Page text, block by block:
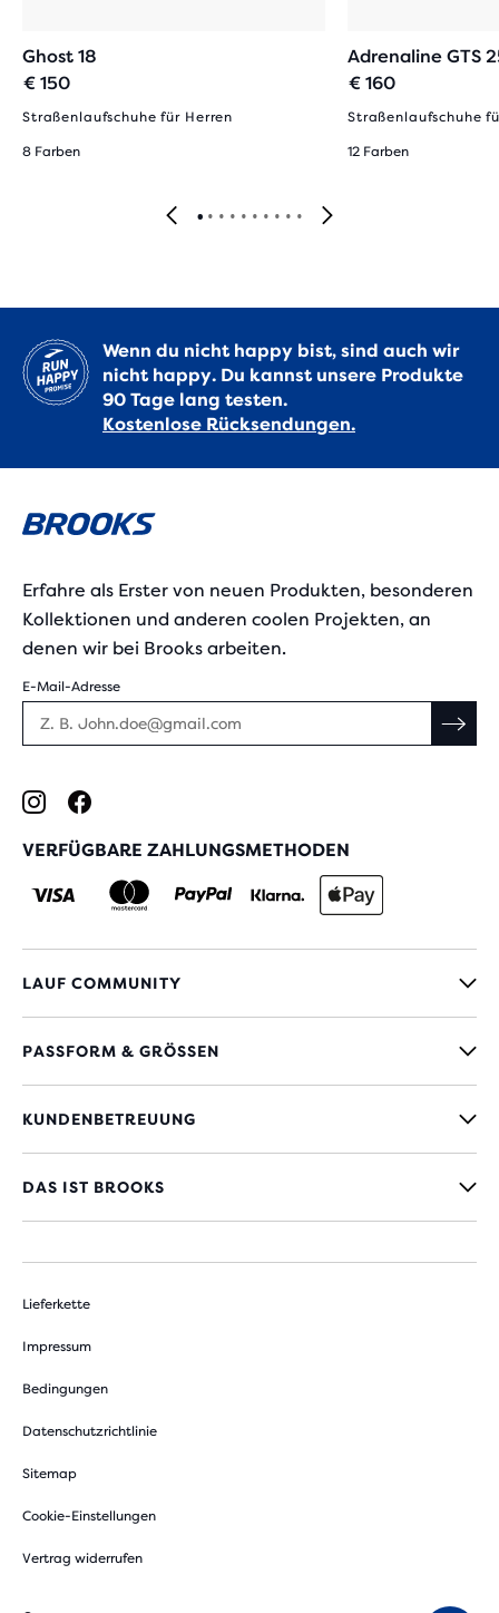
Ghost 18
€ 150
Straßenlaufschuhe für Herren
8 Farben
Adrenaline GTS
€ 160
Straßenlaufschuhe
12 Farben
Wenn du nicht happy bist, sind auch wir
nicht happy. Du kannst unsere Produkte
90 Tage lang testen.
Kostenlose Rücksendungen.
Erfahre als Erster von neuen Produkten, besonderen
Kollektionen und anderen coolen Projekten, an
denen wir bei Brooks arbeiten.
E-Mail-Adresse
VERFÜGBARE ZAHLUNGSMETHODEN
LAUF COMMUNITY
PASSFORM & GRÖSSEN
KUNDENBETREUUNG
DAS IST BROOKS
Lieferkette
Impressum
Bedingungen
Datenschutzrichtlinie
Sitemap
Cookie-Einstellungen
Vertrag widerrufen